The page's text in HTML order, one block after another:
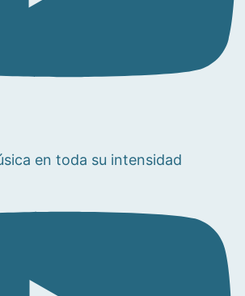
en toda su intensidad